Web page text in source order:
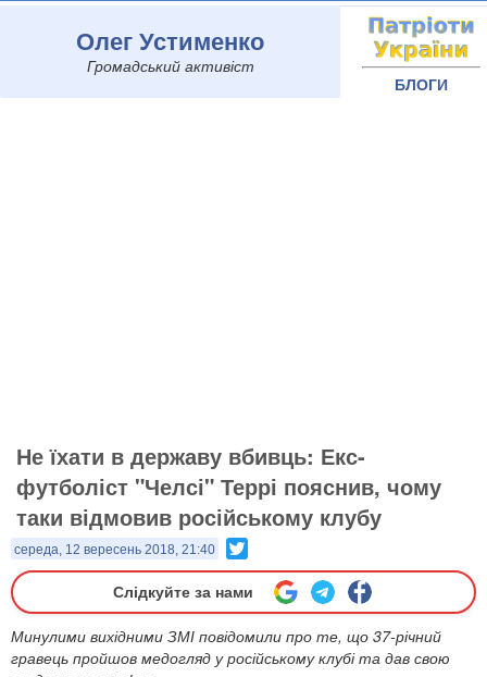
Олег Устименко
Громадський активіст
БЛОГИ
Не їхати в державу вбивць: Екс-
футболіст "Челсі" Террі пояснив, чому
таки відмовив російському клубу
середа, 12 вересень 2018, 21:40
Слідкуйте за нами
Минулими вихідними ЗМІ повідомили про те, що 37-річний
гравець пройшов медогляд у російському клубі та дав свою